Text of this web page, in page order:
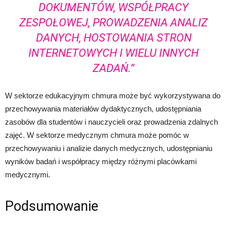
DOKUMENTÓW, WSPÓŁPRACY
ZESPOŁOWEJ, PROWADZENIA ANALIZ
DANYCH, HOSTOWANIA STRON
INTERNETOWYCH I WIELU INNYCH
ZADAŃ.”
W sektorze edukacyjnym chmura może być wykorzystywana do
przechowywania materiałów dydaktycznych, udostępniania
zasobów dla studentów i nauczycieli oraz prowadzenia zdalnych
zajęć. W sektorze medycznym chmura może pomóc w
przechowywaniu i analizie danych medycznych, udostępnianiu
wyników badań i współpracy między różnymi placówkami
medycznymi.
Podsumowanie